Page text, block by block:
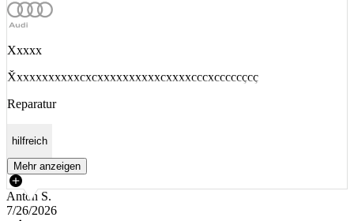
Xxxxx
X̌xxxxxxxxxxcxcxxxxxxxxxxcxxxxcccxcccccçcç
Reparatur
hilfreich
Mehr anzeigen
Anton S.
7/26/2026